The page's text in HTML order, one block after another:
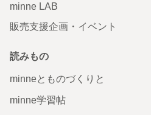
minne LAB
販売支援企画・イベント
読みもの
minneとものづくりと
minne学習帖